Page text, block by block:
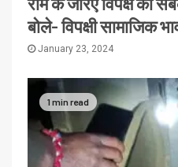
बोले- विपक्षी सामाजिक
January 23, 2024
1 min read